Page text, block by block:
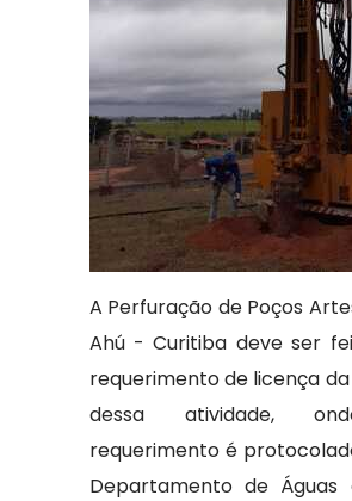
A Perfuração de Poços
Ahú - Curitiba deve ser
requerimento de licença
dessa atividade,
requerimento é
Departamento de Águas